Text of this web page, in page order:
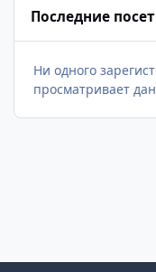
Последние
Ни одного
просматривает